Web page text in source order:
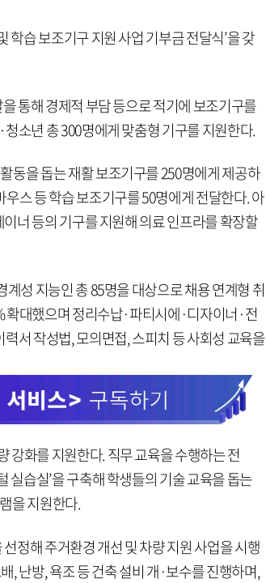
학습 보조기구 지원 사업 기부금 전달식’을 갖
통해 경제적 부담 등으로 적기에 보조기구를
소년 총 300명에게 맞춤형 기구를 지원한다.
동을 돕는 재활 보조기구를 250명에게 제공하
스 등 학습 보조기구를 50명에게 전달한다. 아
너 등의 기구를 지원해 의료 인프라를 확장할
성 지능인 총 85명을 대상으로 채용 연계형 취
확대했으며 정리수납·파티시에·디자이너·전
서 작성법, 모의면접, 스피치 등 사회성 교육을
강화를 지원한다. 직무 교육을 수행하는 전
실습실’을 구축해 학생들의 기술 교육을 돕는
을 지원한다.
정해 주거환경 개선 및 차량 지원 사업을 시행
, 난방, 욕조 등 건축 설비 개·보수를 진행하며,